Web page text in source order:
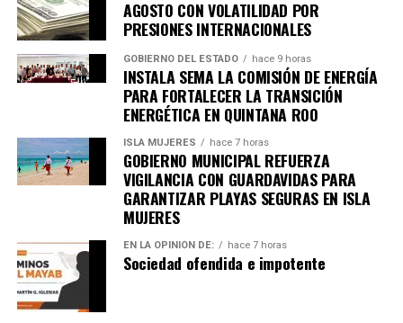
Recibe las noticias al instante
Únete al canal oficial de WhatsApp de
Quinto Podery recibe las noticias más
importantes de Quintana Roo directamente
en tu teléfono.
Unirme al canal de WhatsApp
AGOSTO CON VOLATILIDAD POR
PRESIONES INTERNACIONALES
GOBIERNO DEL ESTADO hace 9 horas
INSTALA SEMA LA COMISIÓN DE ENERGÍA
PARA FORTALECER LA TRANSICIÓN
ENERGÉTICA EN QUINTANA ROO
ISLA MUJERES hace 7 horas
GOBIERNO MUNICIPAL REFUERZA
VIGILANCIA CON GUARDAVIDAS PARA
GARANTIZAR PLAYAS SEGURAS EN ISLA
MUJERES
EN LA OPINIÓN DE: hace 7 horas
Sociedad ofendida e impotente